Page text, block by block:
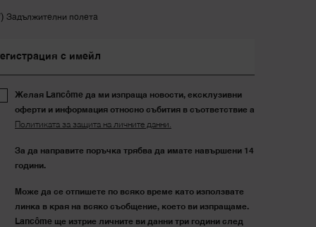
Задължителни полета
с имейл
Желая Lancôme да ми изпраща новости, ексклузивни
оферти и информация относно събития в съответствие а
Политиката за защита на личните данни.
За да направите поръчка трябва да имате навършени 14
години.
Може да се отпишете по всяко време като използвате
линка в края на всяко съобщение, което ви изпращаме.
Lancôme ще изтрие личните ви данни три години след